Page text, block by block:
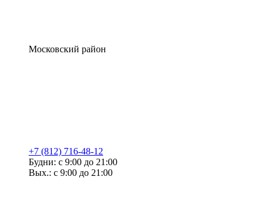
Московский район
+7 (812) 716-48-12
Будни: с 9:00 до 21:00
Вых.: с 9:00 до 21:00